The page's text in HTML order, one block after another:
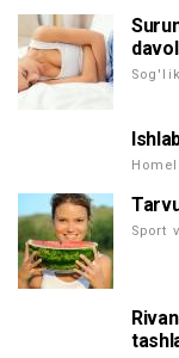
Sog'lik
Sport